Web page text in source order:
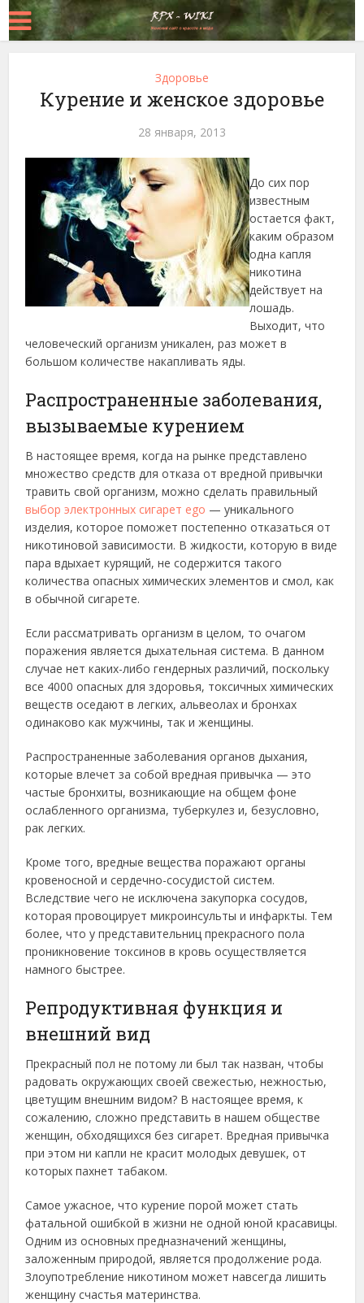
Здоровье
Курение и женское здоровье
28 января, 2013
До сих пор
известным
остается факт,
каким образом
одна капля
никотина
действует на
лошадь.
Выходит, что
человеческий организм уникален, раз может в
большом количестве накапливать яды.
Распространенные заболевания,
вызываемые курением
В настоящее время, когда на рынке представлено
множество средств для отказа от вредной привычки
травить свой организм, можно сделать правильный
выбор электронных сигарет ego — уникального
изделия, которое поможет постепенно отказаться от
никотиновой зависимости. В жидкости, которую в виде
пара вдыхает курящий, не содержится такого
количества опасных химических элементов и смол, как
в обычной сигарете.
Если рассматривать организм в целом, то очагом
поражения является дыхательная система. В данном
случае нет каких-либо гендерных различий, поскольку
все 4000 опасных для здоровья, токсичных химических
веществ оседают в легких, альвеолах и бронхах
одинаково как мужчины, так и женщины.
Распространенные заболевания органов дыхания,
которые влечет за собой вредная привычка — это
частые бронхиты, возникающие на общем фоне
ослабленного организма, туберкулез и, безусловно,
рак легких.
Кроме того, вредные вещества поражают органы
кровеносной и сердечно-сосудистой систем.
Вследствие чего не исключена закупорка сосудов,
которая провоцирует микроинсульты и инфаркты. Тем
более, что у представительниц прекрасного пола
проникновение токсинов в кровь осуществляется
намного быстрее.
Репродуктивная функция и
внешний вид
Прекрасный пол не потому ли был так назван, чтобы
радовать окружающих своей свежестью, нежностью,
цветущим внешним видом? В настоящее время, к
сожалению, сложно представить в нашем обществе
женщин, обходящихся без сигарет. Вредная привычка
при этом ни капли не красит молодых девушек, от
которых пахнет табаком.
Самое ужасное, что курение порой может стать
фатальной ошибкой в жизни не одной юной красавицы.
Одним из основных предназначений женщины,
заложенным природой, является продолжение рода.
Злоупотребление никотином может навсегда лишить
женщину счастья материнства.